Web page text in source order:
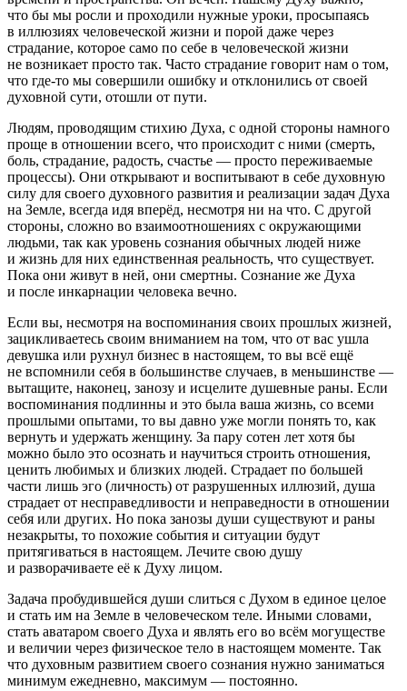
что бы мы росли и проходили нужные уроки, просыпаясь
в иллюзиях человеческой жизни и порой даже через
страдание, которое само по себе в человеческой жизни
не возникает просто так. Часто страдание говорит нам о том,
что где-то мы совершили ошибку и отклонились от своей
духовной сути, отошли от пути.
Людям, проводящим стихию Духа, с одной стороны намного
проще в отношении всего, что происходит с ними (смерть,
боль, страдание, радость, счастье — просто переживаемые
процессы). Они открывают и воспитывают в себе духовную
силу для своего духовного развития и реализации задач Духа
на Земле, всегда идя вперёд, несмотря ни на что. С другой
стороны, сложно во взаимоотношениях с окружающими
людьми, так как уровень сознания обычных людей ниже
и жизнь для них единственная реальность, что существует.
Пока они живут в ней, они смертны. Сознание же Духа
и после инкарнации человека вечно.
Если вы, несмотря на воспоминания своих прошлых жизней,
зацикливаетесь своим вниманием на том, что от вас ушла
девушка или рухнул бизнес в настоящем, то вы всё ещё
не вспомнили себя в большинстве случаев, в меньшинстве —
вытащите, наконец, занозу и исцелите душевные раны. Если
воспоминания подлинны и это была ваша жизнь, со всеми
прошлыми опытами, то вы давно уже могли понять то, как
вернуть и удержать женщину. За пару сотен лет хотя бы
можно было это осознать и научиться строить отношения,
ценить любимых и близких людей. Страдает по большей
части лишь эго (личность) от разрушенных иллюзий, душа
страдает от несправедливости и неправедности в отношении
себя или других. Но пока занозы души существуют и раны
незакрыты, то похожие события и ситуации будут
притягиваться в настоящем. Лечите свою душу
и разворачиваете её к Духу лицом.
Задача пробудившейся души слиться с Духом в единое целое
и стать им на Земле в человеческом теле. Иными словами,
стать аватаром своего Духа и являть его во всём могуществе
и величии через физическое тело в настоящем моменте. Так
что духовным развитием своего сознания нужно заниматься
минимум ежедневно, максимум — постоянно.